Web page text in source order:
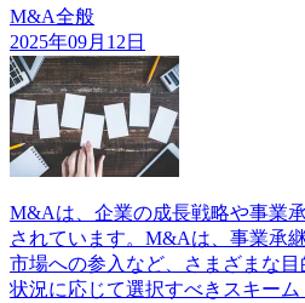
M&A全般
2025年09月12日
M&Aは、企業の成長戦略や事業
されています。M&Aは、事業承
市場への参入など、さまざまな
状況に応じて選択すべきスキー